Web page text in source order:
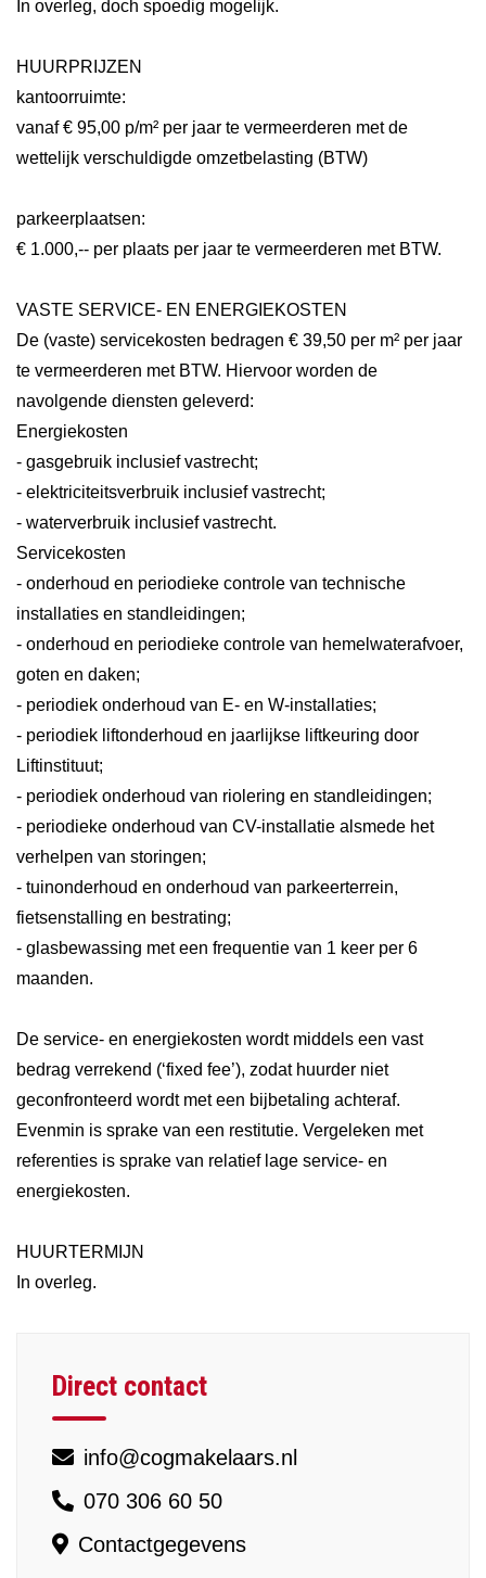
In overleg, doch spoedig mogelijk.
HUURPRIJZEN
kantoorruimte:
vanaf € 95,00 p/m² per jaar te vermeerderen met de
wettelijk verschuldigde omzetbelasting (BTW)
parkeerplaatsen:
€ 1.000,-- per plaats per jaar te vermeerderen met BTW.
VASTE SERVICE- EN ENERGIEKOSTEN
De (vaste) servicekosten bedragen € 39,50 per m² per jaar
te vermeerderen met BTW. Hiervoor worden de
navolgende diensten geleverd:
Energiekosten
- gasgebruik inclusief vastrecht;
- elektriciteitsverbruik inclusief vastrecht;
- waterverbruik inclusief vastrecht.
Servicekosten
- onderhoud en periodieke controle van technische
installaties en standleidingen;
- onderhoud en periodieke controle van hemelwaterafvoer,
goten en daken;
- periodiek onderhoud van E- en W-installaties;
- periodiek liftonderhoud en jaarlijkse liftkeuring door
Liftinstituut;
- periodiek onderhoud van riolering en standleidingen;
- periodieke onderhoud van CV-installatie alsmede het
verhelpen van storingen;
- tuinonderhoud en onderhoud van parkeerterrein,
fietsenstalling en bestrating;
- glasbewassing met een frequentie van 1 keer per 6
maanden.
De service- en energiekosten wordt middels een vast
bedrag verrekend (‘fixed fee’), zodat huurder niet
geconfronteerd wordt met een bijbetaling achteraf.
Evenmin is sprake van een restitutie. Vergeleken met
referenties is sprake van relatief lage service- en
energiekosten.
HUURTERMIJN
In overleg.
Direct contact
info@cogmakelaars.nl
070 306 60 50
Contactgegevens